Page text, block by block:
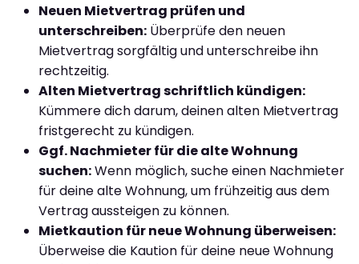
Neuen Mietvertrag prüfen und
unterschreiben: Überprüfe den neuen
Mietvertrag sorgfältig und unterschreibe ihn
rechtzeitig.
Alten Mietvertrag schriftlich kündigen:
Kümmere dich darum, deinen alten Mietvertrag
fristgerecht zu kündigen.
Ggf. Nachmieter für die alte Wohnung
suchen:Wenn möglich, suche einen Nachmieter
für deine alte Wohnung, um frühzeitig aus dem
Vertrag aussteigen zu können.
Mietkaution für neue Wohnung überweisen:
Überweise die Kaution für deine neue Wohnung